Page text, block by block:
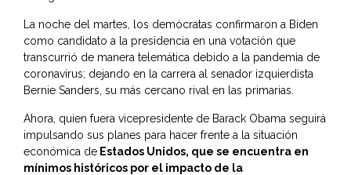
La noche del martes, los demócratas confirmaron a Biden
como candidato a la presidencia en una votación que
transcurrió de manera telemática debido a la pandemia de
coronavirus; dejando en la carrera al senador izquierdista
Bernie Sanders, su más cercano rival en las primarias.
Ahora, quien fuera vicepresidente de Barack Obama seguirá
impulsando sus planes para hacer frente a la situación
económica de Estados Unidos, que se encuentra en
mínimos históricos por el impacto de la